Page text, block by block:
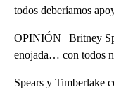
todos deberíamos
OPINIÓN | Britney
enojada… con todos
Spears y Timberlake